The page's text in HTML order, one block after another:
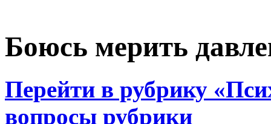
Боюсь мерить
Перейти в рубрику
вопросы рубрики